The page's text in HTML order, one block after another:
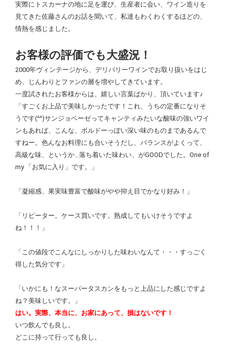
実際にトスカーナの地に足を運び、生産者に会い、ワイン造りを
見てきた佐藤さんのお話を聞いて、私達もわくわくするほどの、
情熱を感じました。
お客様の評価でも大盛況！
2000年ヴィンテージから、デリバリーワインでお取り扱いをはじ
め、じんわりとファンの層を増やしてきています。
一度試されたお客様からは、嬉しい言葉ばかり、頂いています♪
「すごくお上品で美味しかったです！これ、うちの定番になりそ
うです(^^)サンジョベーゼってキャンティみたいな酸味の強いワイ
ンもあれば、こんな、ボルドーっぽい深い味のものまであるんで
すねー。色んなお料理にも合いそうだし、バランスがよくって、
高級な味、というか…落ち着いた味わい、がGOODでした。One of
my 「お気に入り」です。」
「凝縮感、果実味豊富で酸味がやや抑え目でかなり好み！」
「リピーター。ケース買いです。熟成してもいけそうですよ
ね！！！」
「この値段でこんなにしっかりした味わいなんて・・・すっごく
得した気分です」
「いかにも！なスーパータスカンをもっと上品にした感じですよ
ね？美味しいです。」
はい。実際、本当に、お家にあって、損はないです！
いつ飲んでも良し。
どこに持って行っても良し。